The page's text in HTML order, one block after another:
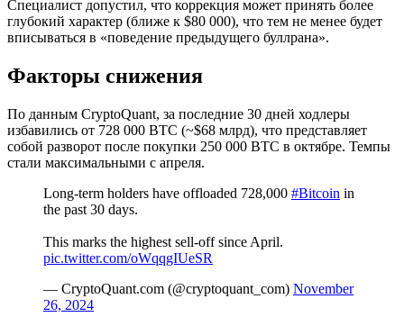
Специалист допустил, что коррекция может принять более
глубокий характер (ближе к $80 000), что тем не менее будет
вписываться в «поведение предыдущего буллрана».
Факторы снижения
По данным CryptoQuant, за последние 30 дней ходлеры
избавились от 728 000 BTC (~$68 млрд), что представляет
собой разворот после покупки 250 000 BTC в октябре. Темпы
стали максимальными с апреля.
Long-term holders have offloaded 728,000 #Bitcoin in
the past 30 days.
This marks the highest sell-off since April.
pic.twitter.com/oWqqgIUeSR
— CryptoQuant.com (@cryptoquant_com) November
26, 2024